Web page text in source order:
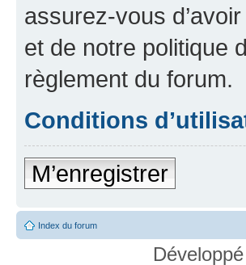
assurez-vous
et de notre politique
règlement du forum.
Conditions
M’enregistrer
Index du forum